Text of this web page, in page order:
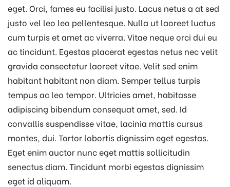
eget. Orci, fames eu facilisi justo. Lacus netus a at sed
justo vel leo leo pellentesque. Nulla ut laoreet luctus
cum turpis et amet ac viverra. Vitae neque orci dui eu
ac tincidunt. Egestas placerat egestas netus nec velit
gravida consectetur laoreet vitae. Velit sed enim
habitant habitant non diam. Semper tellus turpis
tempus ac leo tempor. Ultricies amet, habitasse
adipiscing bibendum consequat amet, sed. Id
convallis suspendisse vitae, lacinia mattis cursus
montes, dui. Tortor lobortis dignissim eget egestas.
Eget enim auctor nunc eget mattis sollicitudin
senectus diam. Tincidunt morbi egestas dignissim
eget id aliquam.